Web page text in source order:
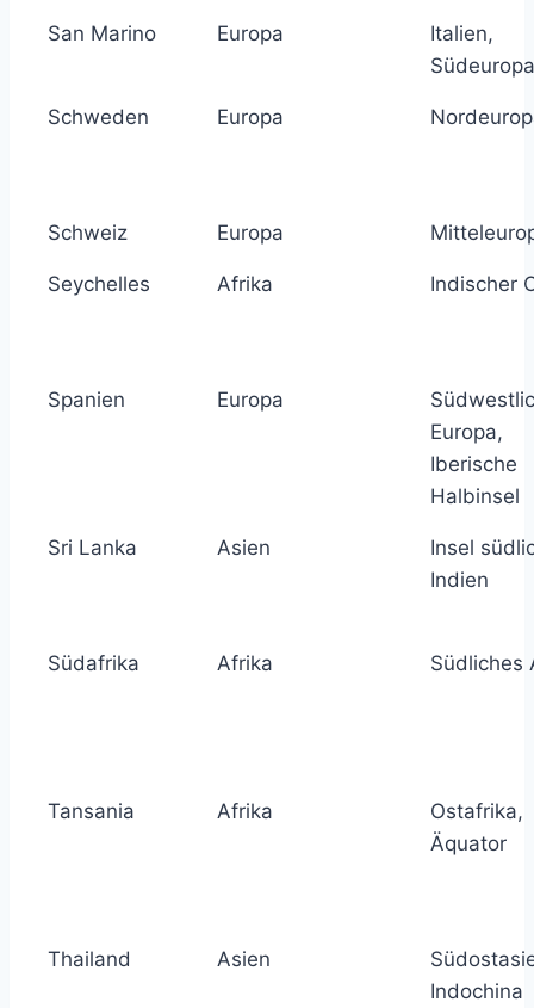
San Marino Europa
Italien,
Südeuropa
Schweden Europa
Schweiz Europa
Seychelles Afrika Indischer
Spanien Europa
Europa,
Iberische
Halbinsel
Sri Lanka Asien
Insel
Indien
Südafrika Afrika Südliches
Tansania Afrika
Ostafrika,
Äquator
Thailand Asien
Indochina